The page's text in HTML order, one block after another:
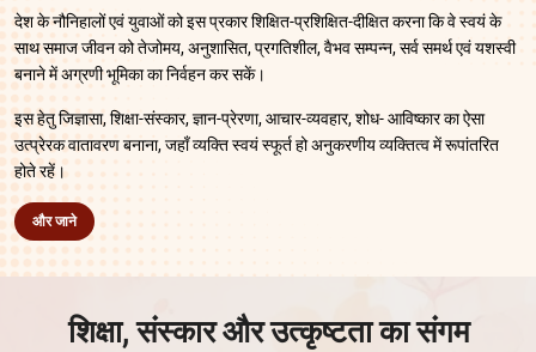
देश के नौनिहालों एवं युवाओं को इस प्रकार शिक्षित-प्रशिक्षित-दीक्षित करना कि वे स्वयं के
साथ समाज जीवन को तेजोमय, अनुशासित, प्रगतिशील, वैभव सम्पन्न, सर्व समर्थ एवं यशस्वी
बनाने में अग्रणी भूमिका का निर्वहन कर सकें।
इस हेतु जिज्ञासा, शिक्षा-संस्कार, ज्ञान-प्रेरणा, आचार-व्यवहार, शोध- आविष्कार का ऐसा
उत्प्रेरक वातावरण बनाना, जहाँ व्यक्ति स्वयं स्फूर्त हो अनुकरणीय व्यक्तित्व में रूपांतरित
होते रहें।
और जाने
शिक्षा, संस्कार और उत्कृष्टता का संगम